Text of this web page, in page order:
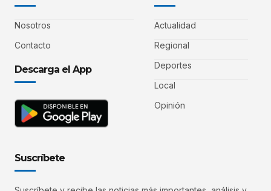
Nosotros
Contacto
Descarga el App
Actualidad
Regional
Deportes
Local
Opinión
Suscríbete